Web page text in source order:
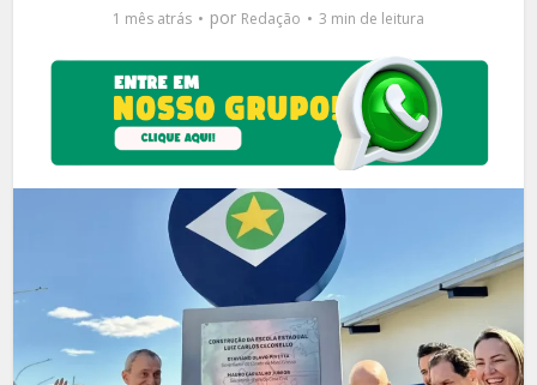
1 mês atrás por Redação 3 min de leitura